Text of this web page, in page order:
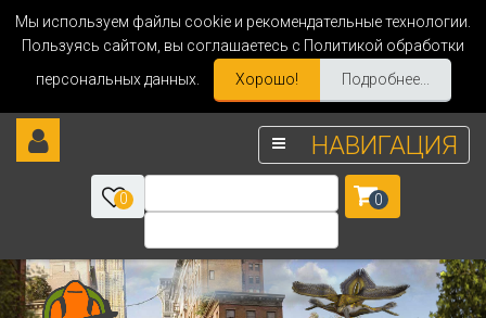
Мы используем файлы cookie и рекомендательные технологии.
Пользуясь сайтом, вы соглашаетесь с Политикой обработки
персональных данных.
Хорошо! Подробнее...
НАВИГАЦИЯ
0 0